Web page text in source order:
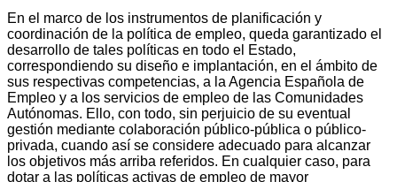
En el marco de los instrumentos de planificación y
coordinación de la política de empleo, queda garantizado el
desarrollo de tales políticas en todo el Estado,
correspondiendo su diseño e implantación, en el ámbito de
sus respectivas competencias, a la Agencia Española de
Empleo y a los servicios de empleo de las Comunidades
Autónomas. Ello, con todo, sin perjuicio de su eventual
gestión mediante colaboración público-pública o público-
privada, cuando así se considere adecuado para alcanzar
los objetivos más arriba referidos. En cualquier caso, para
dotar a las políticas activas de empleo de mayor